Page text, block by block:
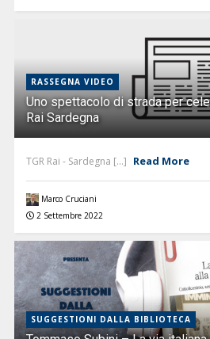
RASSEGNA VIDEO
Uno spettacolo di strada per
Rai Sardegna
TGR Rai - Sardegna [...] Read More
Marco Cruciani
2 Settembre 2022
SUGGESTIONI DALLA BIBLIOTECA